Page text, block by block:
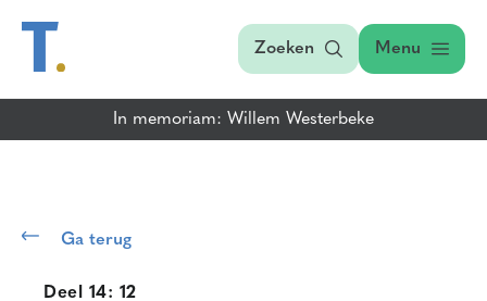
Zoeken Menu
In memoriam: Willem Westerbeke
Ga terug
Deel 14: 12